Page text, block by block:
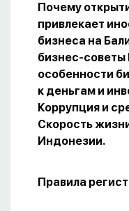
Почему
привлекает
бизнеса на
бизнес-советы
особенности
к деньгам и
Коррупция и
Скорость
Индонезии.
Правила